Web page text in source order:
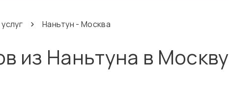
Наньтун - Москва
из Наньтуна в Москву